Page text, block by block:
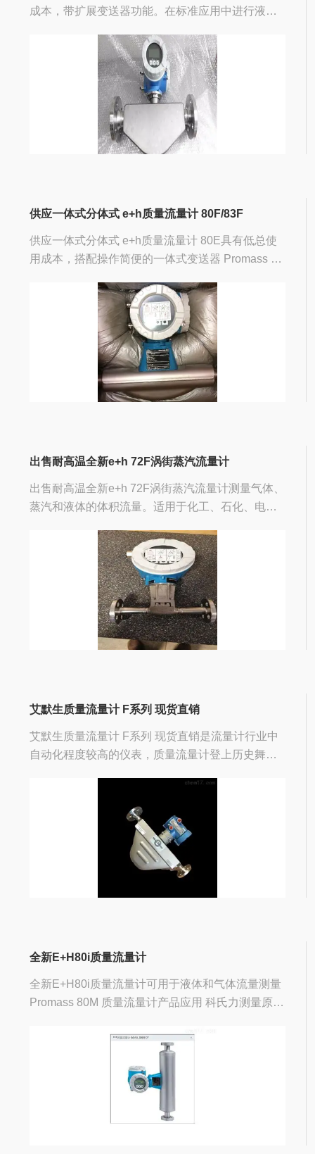
成本，带扩展变送器功能。在标准应用中进行液体
供应一体式分体式 e+h质量流量计 80F/83F
供应一体式分体式 e+h质量流量计 80E具有低总使
用成本，搭配操作简便的一体式变送器 Promass E
不同行业的各种标准应用中进行高精度液体和气体
出售耐高温全新e+h 72F涡街蒸汽流量计
出售耐高温全新e+h 72F涡街蒸汽流量计测量气体、
蒸汽和液体的体积流量。适用于化工、石化、电厂
艾默生质量流量计 F系列 现货直销
艾默生质量流量计 F系列 现货直销是流量计行业中
自动化程度较高的仪表，质量流量计登上历史舞台
全新E+H80i质量流量计
全新E+H80i质量流量计可用于液体和气体流量测量
Promass 80M 质量流量计产品应用 科氏力测量原理
控制、浓度测量的功能。